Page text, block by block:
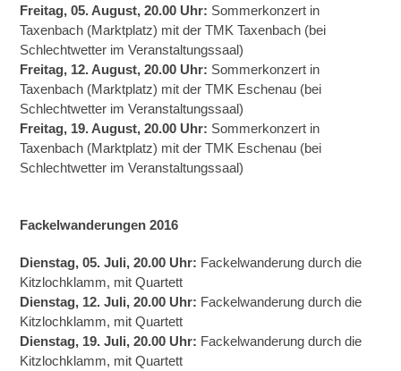
Freitag, 05. August, 20.00 Uhr: Sommerkonzert in
Taxenbach (Marktplatz) mit der TMK Taxenbach (bei
Schlechtwetter im Veranstaltungssaal)
Freitag, 12. August, 20.00 Uhr: Sommerkonzert in
Taxenbach (Marktplatz) mit der TMK Eschenau (bei
Schlechtwetter im Veranstaltungssaal)
Freitag, 19. August, 20.00 Uhr: Sommerkonzert in
Taxenbach (Marktplatz) mit der TMK Eschenau (bei
Schlechtwetter im Veranstaltungssaal)
Fackelwanderungen 2016
Dienstag, 05. Juli, 20.00 Uhr: Fackelwanderung durch die
Kitzlochklamm, mit Quartett
Dienstag, 12. Juli, 20.00 Uhr: Fackelwanderung durch die
Kitzlochklamm, mit Quartett
Dienstag, 19. Juli, 20.00 Uhr: Fackelwanderung durch die
Kitzlochklamm, mit Quartett